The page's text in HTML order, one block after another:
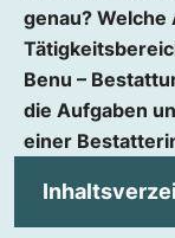
genau? Welche
Benu –
die Aufgaben
einer